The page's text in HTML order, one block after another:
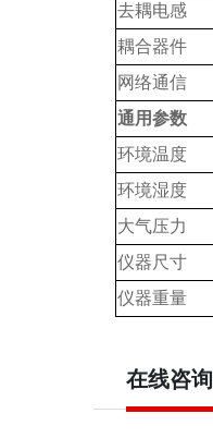
去耦电感
耦合器件
网络通信
通用参数
环境温度
环境湿度
大气压力
仪器尺寸
仪器重量
在线咨询